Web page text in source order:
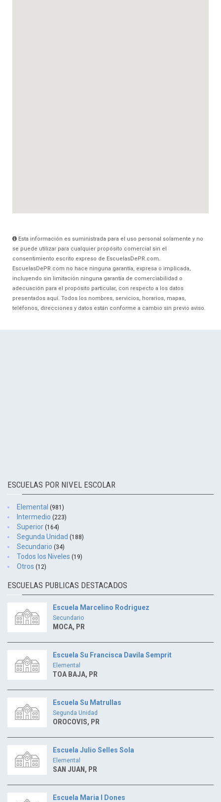
Esta información es suministrada para el uso personal solamente y no
se puede utilizar para cualquier propósito comercial sin el
consentimiento escrito expreso de EscuelasDePR.com.
EscuelasDePR.com no hace ninguna garantía, expresa o implicada,
incluyendo sin limitación ninguna garantía de comerciabilidad o
adecuación para el propósito particular, con respecto a los datos
presentados aquí. Todos los nombres, servicios, horarios, mapas,
teléfonos, direcciones y datos están conforme a cambio sin previo aviso.
ESCUELAS POR NIVEL ESCOLAR
Elemental (981)
Intermedio (223)
Superior (164)
Segunda Unidad (188)
Secundario (34)
Todos los Niveles (19)
Otros (12)
ESCUELAS PUBLICAS DESTACADOS
Escuela Marcelino Rodriguez
Secundario
MOCA, PR
Escuela Su Francisca Davila Semprit
Elemental
TOA BAJA, PR
Escuela Su Matrullas
Segunda Unidad
OROCOVIS, PR
Escuela Julio Selles Sola
Elemental
SAN JUAN, PR
Escuela Maria I Dones